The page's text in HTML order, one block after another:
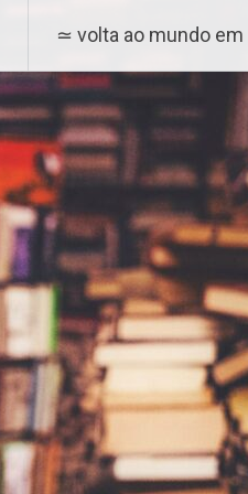
≃ volta ao mundo